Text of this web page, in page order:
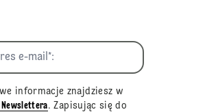
informacje znajdziesz w
Newslettera. Zapisując się do